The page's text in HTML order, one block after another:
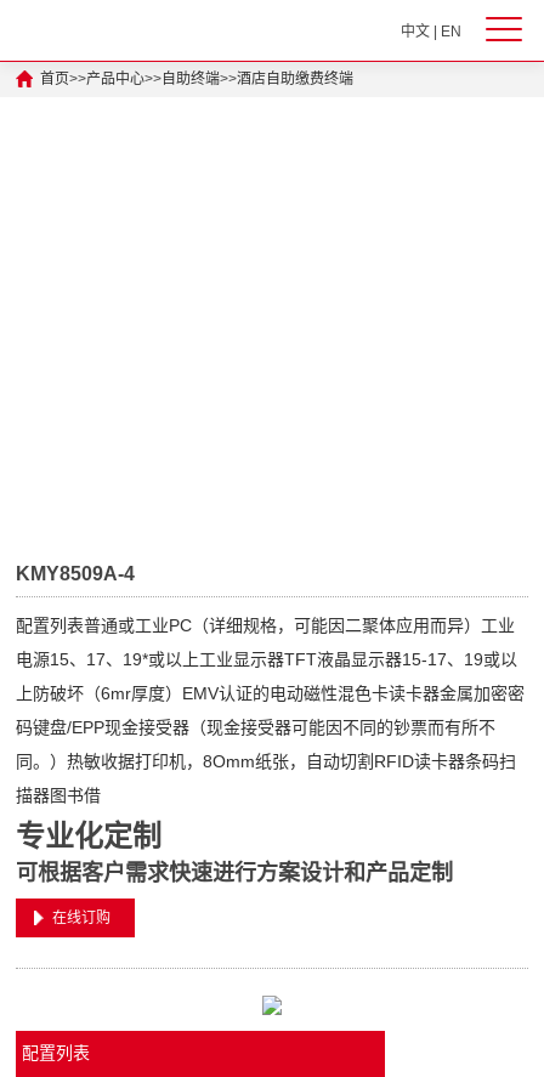
中文| EN
首页>>产品中心>>自助终端>>酒店自助缴费终端
KMY8509A-4
配置列表普通或工业PC（详细规格，可能因二聚体应用而异）工业
电源15、17、19*或以上工业显示器TFT液晶显示器15-17、19或以
上防破坏（6mr厚度）EMV认证的电动磁性混色卡读卡器金属加密密
码键盘/EPP现金接受器（现金接受器可能因不同的钞票而有所不
同。）热敏收据打印机，8Omm纸张，自动切割RFID读卡器条码扫
描器图书借
专业化定制
可根据客户需求快速进行方案设计和产品定制
在线订购
配置列表